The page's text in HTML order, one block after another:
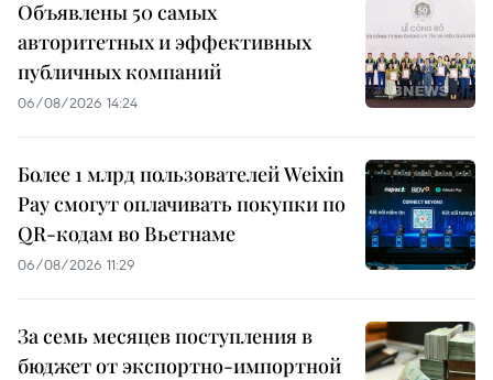
Объявлены 50 самых
авторитетных и эффективных
публичных компаний
06/08/2026 14:24
Более 1 млрд пользователей Weixin
Pay смогут оплачивать покупки по
QR-кодам во Вьетнаме
06/08/2026 11:29
За семь месяцев поступления в
бюджет от экспортно-импортной